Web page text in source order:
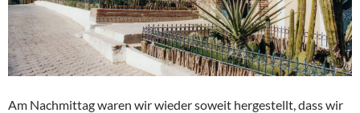
Am Nachmittag waren wir wieder soweit hergestellt, dass wir